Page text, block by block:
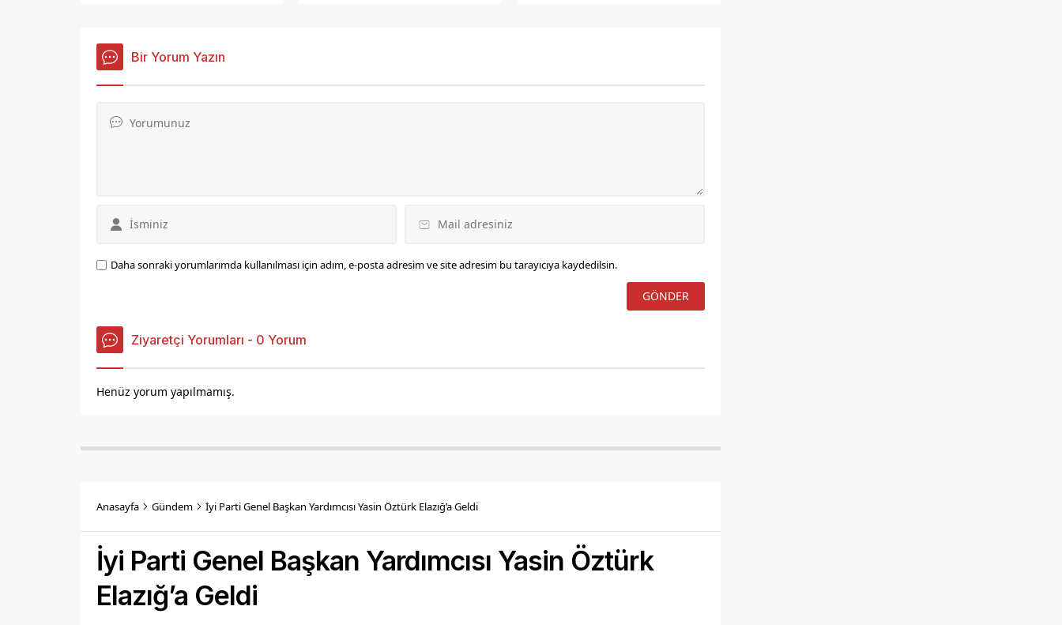
Bir Yorum Yazın
Daha sonraki yorumlarımda kullanılması için adım, e-posta adresim ve site adresim bu tarayıcıya kaydedilsin.
Ziyaretçi Yorumları - 0 Yorum
Henüz yorum yapılmamış.
Anasayfa Gündem İyi Parti Genel Başkan Yardımcısı Yasin Öztürk Elazığ’a Geldi
İyi Parti Genel Başkan Yardımcısı Yasin Öztürk
Elazığ’a Geldi